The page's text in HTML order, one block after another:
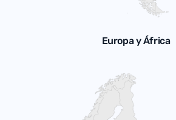
Europa y África